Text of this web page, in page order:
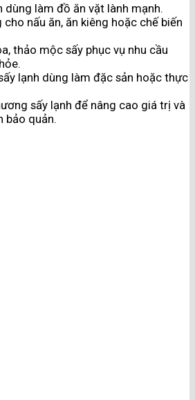
dùng làm đồ ăn vặt lành mạnh.
cho nấu ăn, ăn kiêng hoặc chế biến
thảo mộc sấy phục vụ nhu cầu
lạnh dùng làm đặc sản hoặc thực
sấy lạnh để nâng cao giá trị và
bảo quản.